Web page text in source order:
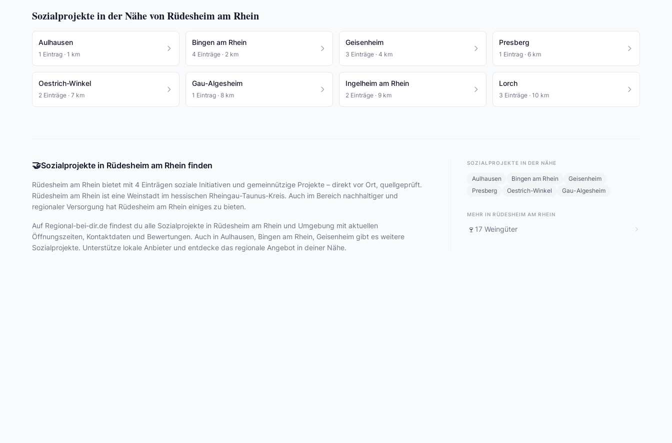
Sozialprojekte in der Nähe von Rüdesheim am Rhein
Aulhausen
1 Eintrag · 1 km
Bingen am Rhein
4 Einträge · 2 km
Geisenheim
3 Einträge · 4 km
Presberg
1 Eintrag · 6 km
Oestrich-Winkel
2 Einträge · 7 km
Gau-Algesheim
1 Eintrag · 8 km
Ingelheim am Rhein
2 Einträge · 9 km
Lorch
3 Einträge · 10 km
🤝Sozialprojekte in Rüdesheim am Rhein finden
Rüdesheim am Rhein bietet mit 4 Einträgen soziale Initiativen und gemeinnützige Projekte – direkt vor Ort, quellgeprüft.
Rüdesheim am Rhein ist eine Weinstadt im hessischen Rheingau-Taunus-Kreis. Auch im Bereich nachhaltiger und
regionaler Versorgung hat Rüdesheim am Rhein einiges zu bieten.
Auf Regional-bei-dir.de findest du alle Sozialprojekte in Rüdesheim am Rhein und Umgebung mit aktuellen
Öffnungszeiten, Kontaktdaten und Bewertungen. Auch in Aulhausen, Bingen am Rhein, Geisenheim gibt es weitere
Sozialprojekte. Unterstütze lokale Anbieter und entdecke das regionale Angebot in deiner Nähe.
SOZIALPROJEKTE IN DER NÄHE
Aulhausen Bingen am Rhein
Geisenheim
Presberg
Oestrich-Winkel Gau-Algesheim
MEHR IN RÜDESHEIM AM RHEIN
🍷 17 Weingüter